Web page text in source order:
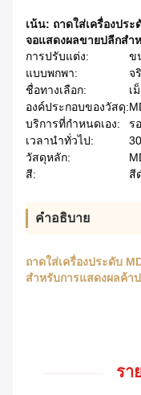
เน้น: ถาดใส่เครื่องประ
จอแสดงผลขายปลีกสำ
การปรับแต่ง:
ข
แบบพกพา:
จ
ชื่อทางเลือก:
เ
องค์ประกอบของวัสดุ:
บริการที่กำหนดเอง:
ร
เวลานำทั่วไป:
วัสดุหลัก:
สี:
สี
คําอธิบาย
ถาดใส่เครื่องประดับ
สำหรับการแสดงผลค้า
รา